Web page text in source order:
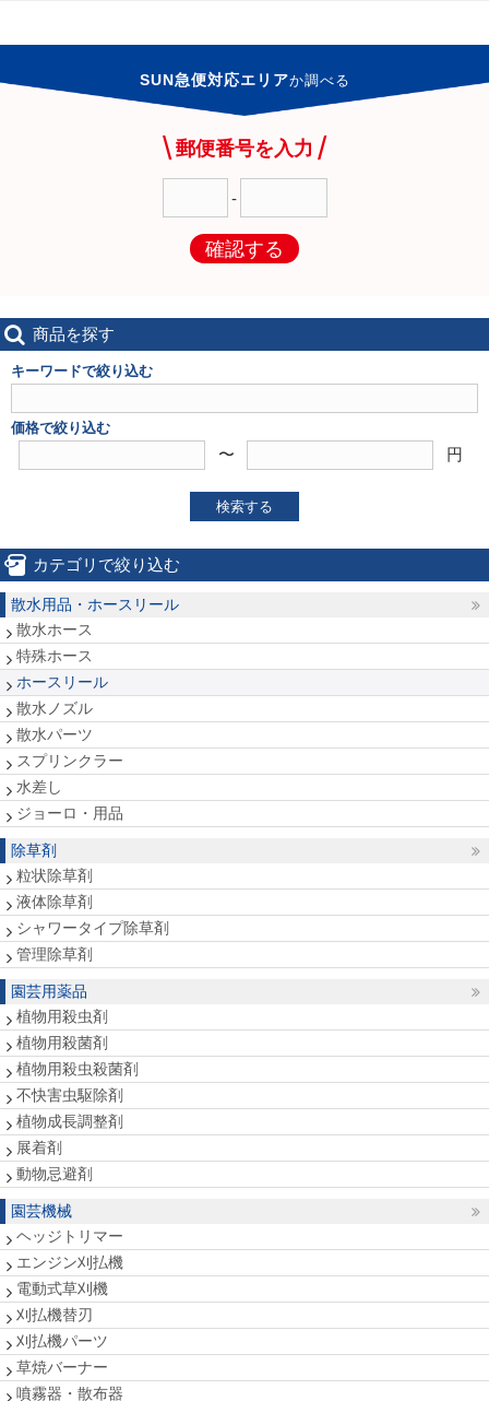
SUN急便対応エリアか調べる
郵便番号を入力
-
確認する
商品を探す
キーワードで絞り込む
価格で絞り込む
〜 円
検索する
カテゴリで絞り込む
散水用品・ホースリール
散水ホース
特殊ホース
ホースリール
散水ノズル
散水パーツ
スプリンクラー
水差し
ジョーロ・用品
除草剤
粒状除草剤
液体除草剤
シャワータイプ除草剤
管理除草剤
園芸用薬品
植物用殺虫剤
植物用殺菌剤
植物用殺虫殺菌剤
不快害虫駆除剤
植物成長調整剤
展着剤
動物忌避剤
園芸機械
ヘッジトリマー
エンジン刈払機
電動式草刈機
刈払機替刃
刈払機パーツ
草焼バーナー
噴霧器・散布器